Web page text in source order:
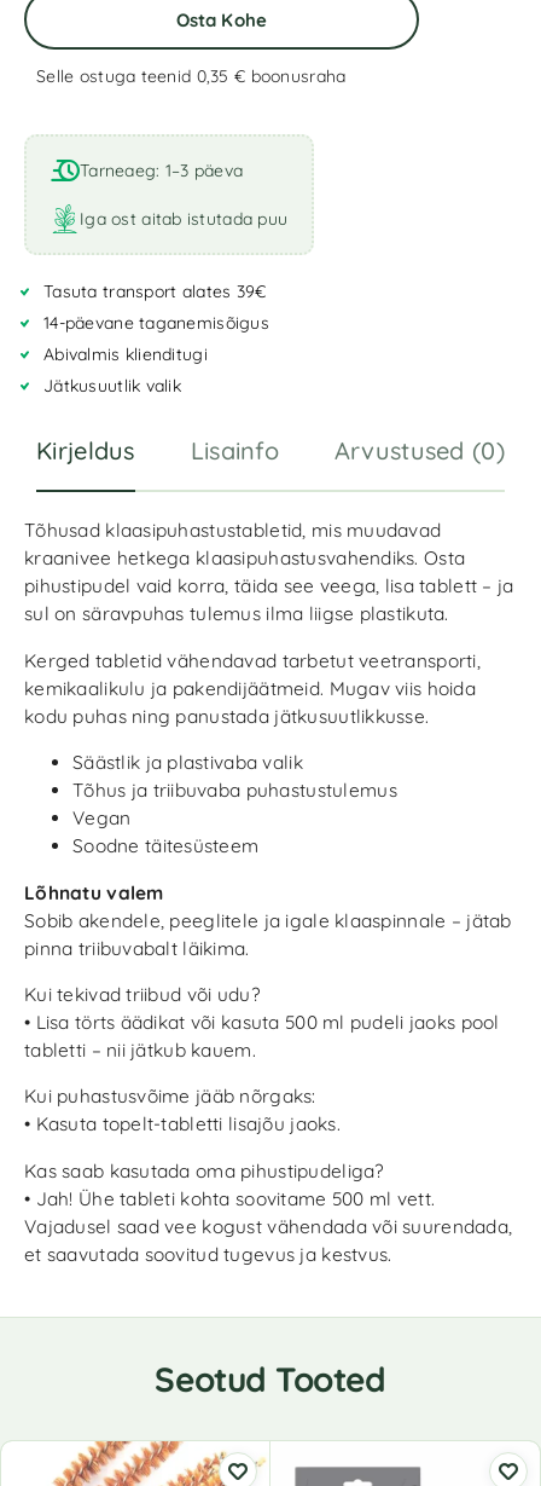
Osta Kohe
Selle ostuga teenid 0,35 € boonusraha
l
t
e
r
n
t
i
:
Tarneaeg: 1–3 päeva
Iga ost aitab istutada puu
Tasuta transport alates 39€
14-päevane taganemisõigus
Abivalmis klienditugi
Jätkusuutlik valik
Kirjeldus Lisainfo Arvustused (0)
Tõhusad klaasipuhastustabletid, mis muudavad
kraanivee hetkega klaasipuhastusvahendiks. Osta
pihustipudel vaid korra, täida see veega, lisa tablett – ja
sul on säravpuhas tulemus ilma liigse plastikuta.
Kerged tabletid vähendavad tarbetut veetransporti,
kemikaalikulu ja pakendijäätmeid. Mugav viis hoida
kodu puhas ning panustada jätkusuutlikkusse.
Säästlik ja plastivaba valik
Tõhus ja triibuvaba puhastustulemus
Vegan
Soodne täitesüsteem
Lõhnatu valem
Sobib akendele, peeglitele ja igale klaaspinnale – jätab
pinna triibuvabalt läikima.
Kui tekivad triibud või udu?
• Lisa törts äädikat või kasuta 500 ml pudeli jaoks pool
tabletti – nii jätkub kauem.
Kui puhastusvõime jääb nõrgaks:
• Kasuta topelt-tabletti lisajõu jaoks.
Kas saab kasutada oma pihustipudeliga?
• Jah! Ühe tableti kohta soovitame 500 ml vett.
Vajadusel saad vee kogust vähendada või suurendada,
et saavutada soovitud tugevus ja kestvus.
Seotud Tooted